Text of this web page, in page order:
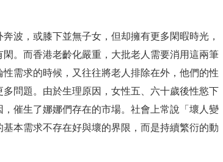
波，或膝下並無子女，但却擁有更多閑暇時光，
。而香港老齡化嚴重，大批老人需要消用這兩筆
需求的時候，又往往將老人排除在外，他們的性
問題。由於生理原因，女性五、六十歲後性慾下
催生了娜娜們存在的市場。社會上常說「壞人變
本需求不存在好與壞的界限，而是持續繁衍的動